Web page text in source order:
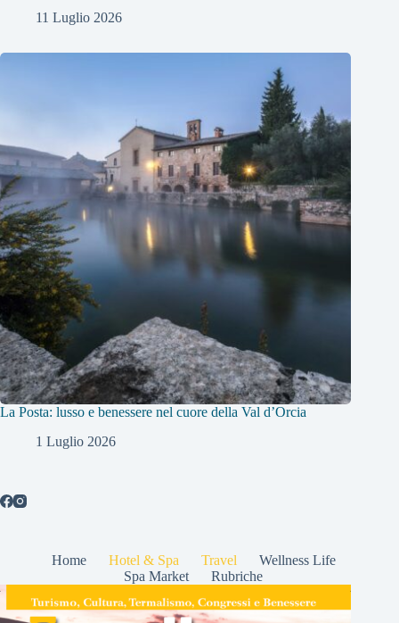
11 Luglio 2026
La Posta: lusso e benessere nel cuore della Val d’Orcia
1 Luglio 2026
Home Hotel & Spa Travel
Wellness Life
Spa Market
Rubriche